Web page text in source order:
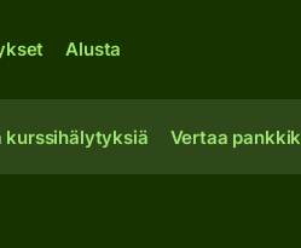
Alusta
kurssihälytyksiä Vertaa